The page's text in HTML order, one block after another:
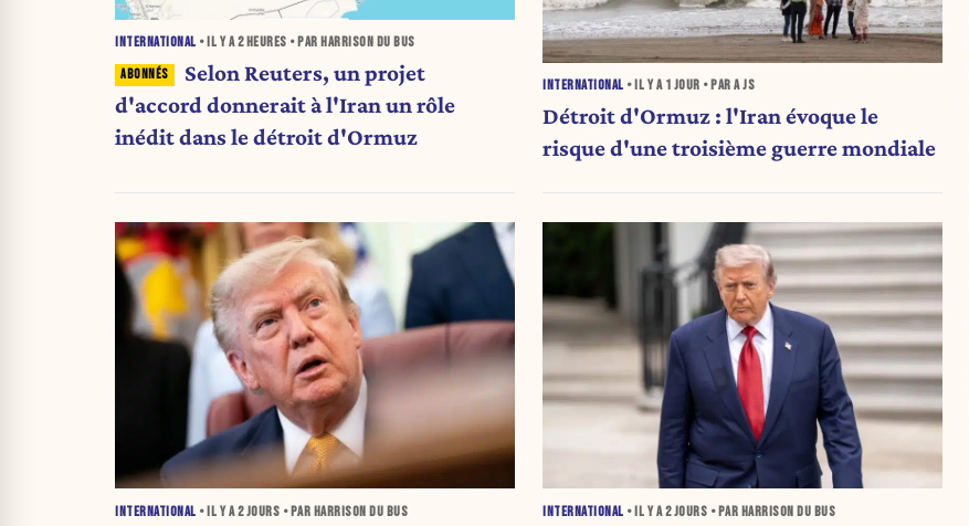
INTERNATIONAL • IL Y A2 HEURES • PAR HARRISON DU BUS
Selon Reuters, un projet
d'accord donnerait à l'Iran un rôle
inédit dans le détroit d'Ormuz
INTERNATIONAL • IL Y A 1 JOUR • PAR A JS
Détroit d'Ormuz : l'Iran évoque le
risque d'une troisième guerre mondiale
INTERNATIONAL • IL Y A2 JOURS • PAR HARRISON DU BUS INTERNATIONAL • IL Y A2 JOURS • PAR HARRISON DU BUS